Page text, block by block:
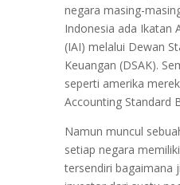
negara masing-
Indonesia ada Ikatan
(IAI) melalui Dewan
Keuangan (DSAK).
seperti amerika
Accounting Standard
Namun muncul
setiap negara
tersendiri bagaimana